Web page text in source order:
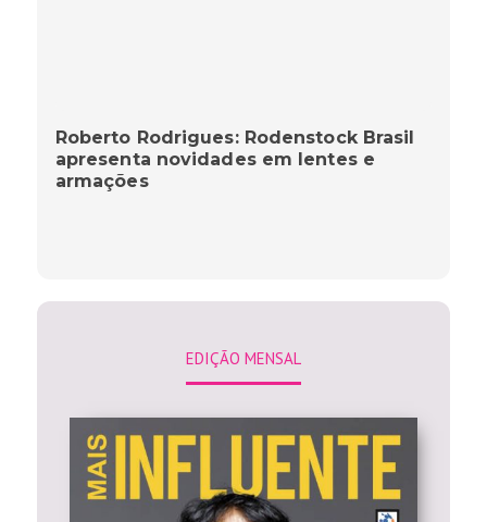
Roberto Rodrigues: Rodenstock Brasil
apresenta novidades em lentes e
armações
EDIÇÃO MENSAL